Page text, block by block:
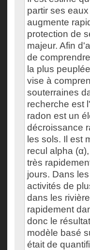
partir ses
augmente
protection de
majeur. Afin
de
la plus
vise à
souterraines
recherche est
radon est un
décroissance
les sols. Il est
recul alpha
très
jours. Dans
activités de
dans les
rapidement
donc le
modèle basé
était de